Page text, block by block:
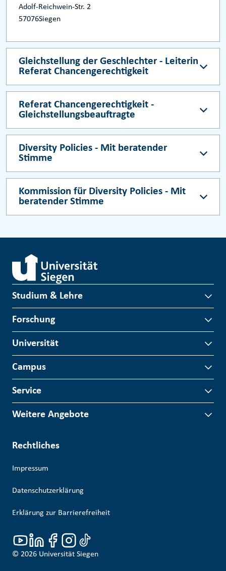
Adolf-Reichwein-Str. 2
57076Siegen
Gleichstellung der Geschlechter - Leiterin
Referat Chancengerechtigkeit
Referat Chancengerechtigkeit -
Gleichstellungsbeauftragte
Diversity Policies - Mit beratender
Stimme
Kommission für Diversity Policies - Mit
beratender Stimme
Studium & Lehre
Forschung
Universität
Campus
Service
Weitere Angebote
Rechtliches
Impressum
Datenschutzerklärung
Erklärung zur Barrierefreiheit
© 2026 Universität Siegen